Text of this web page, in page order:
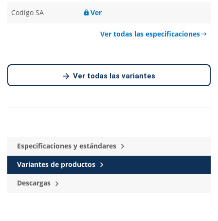
Codigo SA Ver
Ver todas las especificaciones
Ver todas las variantes
Especificaciones y estándares
Variantes de productos
Descargas